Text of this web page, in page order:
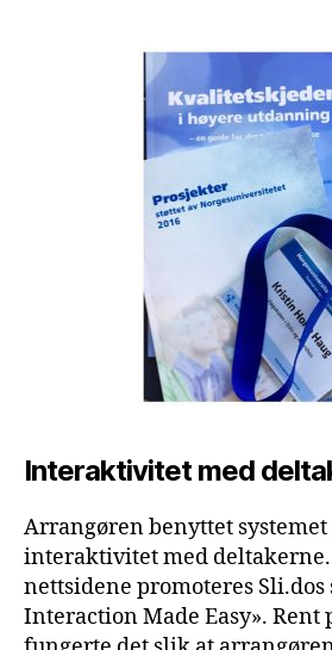
Interaktivitet med
Arrangøren benyttet systemet
interaktivitet med deltakerne.
nettsidene promoteres Sli.dos
Interaction Made Easy». Rent